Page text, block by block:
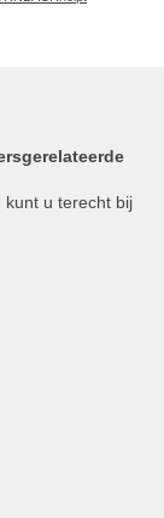
kunt u terecht bij